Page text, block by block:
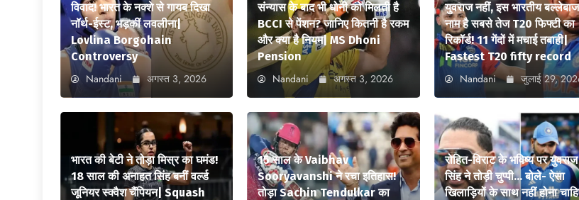
विवाद! भारत के नक्शे से गायब दिखा
नॉर्थ-ईस्ट, भड़कीं लवलीना|
Lovlina Borgohain
Controversy
Nandani अगस्त 3, 2026
संन्यास के बाद भी धोनी को मिलती है
BCCI से पेंशन? जानिए कितनी है रकम
और क्या है नियम| MS Dhoni
Pension
Nandani अगस्त 3, 2026
युवराज नहीं, इस भारतीय
नाम है सबसे तेज T20 फिफ्टी का
रिकॉर्ड! 11 गेंदों में मचाई तबाही|
Fastest T20 fifty record
Nandani जुलाई 29,
भारत की बेटी ने तोड़ा मिस्र का घमंड!
18 साल की अनाहत सिंह बनीं वर्ल्ड
जूनियर स्क्वैश चैंपियन| Squash
15 साल के Vaibhav
Sooryavanshi ने रचा इतिहास!
तोड़ा Sachin Tendulkar का
रोहित-विराट के भविष्य पर युवराज
सिंह ने तोड़ी चुप्पी… बोले- ऐसा
खिलाड़ियों के साथ नहीं होना